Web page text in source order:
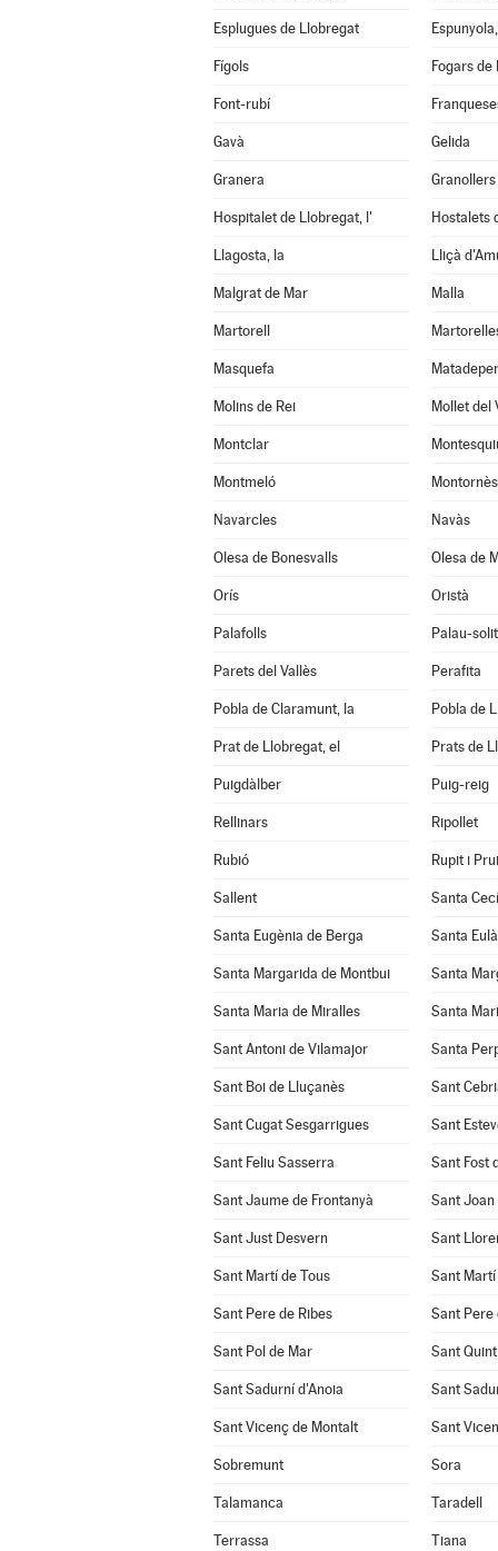
Esplugues de Llobregat
Fígols Fogars de
Font-rubí
Gavà Gelida
Granera Granollers
Hospitalet de Llobregat, l' Hostalets
Llagosta, la Lliçà
Malgrat de Mar Malla
Martorell
Masquefa
Molins de Rei Mollet del
Montclar
Montmeló
Navarcles Navàs
Olesa de Bonesvalls Olesa de
Orís Oristà
Palafolls Palau-
Parets del Vallès Perafita
Pobla de Claramunt, la Pobla de
Prat de Llobregat, el Prats de
Puigdàlber Puig-reig
Rellinars Ripollet
Rubió Rupit i
Sallent Santa
Santa Eugènia de Berga Santa
Santa Margarida de Montbui Santa
Santa Maria de Miralles Santa
Sant Antoni de Vilamajor Santa
Sant Boi de Lluçanès Sant
Sant Cugat Sesgarrigues Sant
Sant Feliu Sasserra Sant Fost
Sant Jaume de Frontanyà Sant Joan
Sant Just Desvern Sant
Sant Martí de Tous Sant
Sant Pere de Ribes Sant Pere
Sant Pol de Mar Sant
Sant Sadurní d'Anoia Sant
Sant Vicenç de Montalt Sant
Sobremunt Sora
Talamanca Taradell
Terrassa Tiana